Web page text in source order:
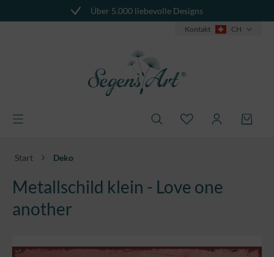
Über 5.000 liebevolle Designs
Kontakt CH
Start Deko
Metallschild klein - Love one
another